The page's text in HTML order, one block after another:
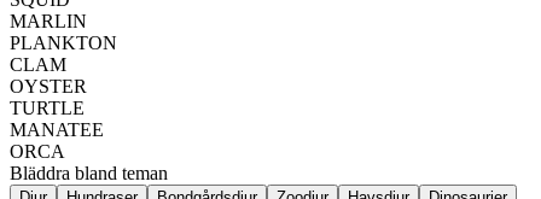
MARLIN
PLANKTON
CLAM
OYSTER
TURTLE
MANATEE
ORCA
Bläddra bland teman